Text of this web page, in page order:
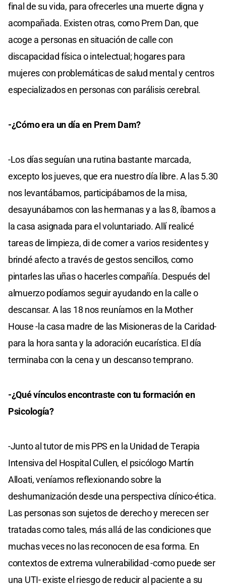
final de su vida, para ofrecerles una muerte digna y
acompañada. Existen otras, como Prem Dan, que
acoge a personas en situación de calle con
discapacidad física o intelectual; hogares para
mujeres con problemáticas de salud mental y centros
especializados en personas con parálisis cerebral.
-¿Cómo era un día en Prem Dam?
-Los días seguían una rutina bastante marcada,
excepto los jueves, que era nuestro día libre. A las 5.30
nos levantábamos, participábamos de la misa,
desayunábamos con las hermanas y a las 8, íbamos a
la casa asignada para el voluntariado. Allí realicé
tareas de limpieza, di de comer a varios residentes y
brindé afecto a través de gestos sencillos, como
pintarles las uñas o hacerles compañía. Después del
almuerzo podíamos seguir ayudando en la calle o
descansar. A las 18 nos reuníamos en la Mother
House -la casa madre de las Misioneras de la Caridad-
para la hora santa y la adoración eucarística. El día
terminaba con la cena y un descanso temprano.
-¿Qué vínculos encontraste con tu formación en
Psicología?
-Junto al tutor de mis PPS en la Unidad de Terapia
Intensiva del Hospital Cullen, el psicólogo Martín
Alloati, veníamos reflexionando sobre la
deshumanización desde una perspectiva clínico-ética.
Las personas son sujetos de derecho y merecen ser
tratadas como tales, más allá de las condiciones que
muchas veces no las reconocen de esa forma. En
contextos de extrema vulnerabilidad -como puede ser
una UTI- existe el riesgo de reducir al paciente a su